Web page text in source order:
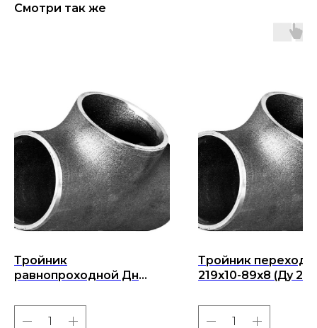
Смотри так же
Тройник
равнопроходной Дн
бесшовный ГОСТ 17376-
2001
Тройник
219x10-89x8 (Ду
2001